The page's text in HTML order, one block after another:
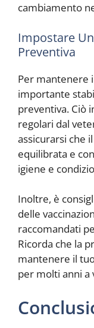
cambiamento
Impostare
Preventiva
Per mantenere
importante
preventiva. Ciò
regolari dal
assicurarsi che
equilibrata e
igiene e
Inoltre, è
delle
raccomandati
Ricorda che la
mantenere il
per molti anni a